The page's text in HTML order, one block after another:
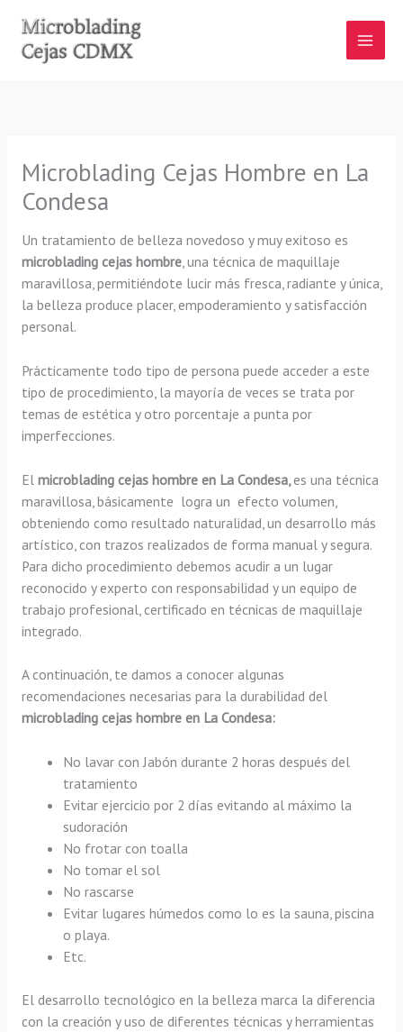
contenido
Microblading Cejas Hombre en La
Condesa
Un tratamiento de belleza novedoso y muy exitoso es
microblading cejas hombre, una técnica de maquillaje
maravillosa, permitiéndote lucir más fresca, radiante y única,
la belleza produce placer, empoderamiento y satisfacción
personal.
Prácticamente todo tipo de persona puede acceder a este
tipo de procedimiento, la mayoría de veces se trata por
temas de estética y otro porcentaje a punta por
imperfecciones.
El microblading cejas hombre en La Condesa, es una técnica
maravillosa, básicamente logra un efecto volumen,
obteniendo como resultado naturalidad, un desarrollo más
artístico, con trazos realizados de forma manual y segura.
Para dicho procedimiento debemos acudir a un lugar
reconocido y experto con responsabilidad y un equipo de
trabajo profesional, certificado en técnicas de maquillaje
integrado.
A continuación, te damos a conocer algunas
recomendaciones necesarias para la durabilidad del
microblading cejas hombre en La Condesa:
No lavar con Jabón durante 2 horas después del
tratamiento
Evitar ejercicio por 2 días evitando al máximo la
sudoración
No frotar con toalla
No tomar el sol
No rascarse
Evitar lugares húmedos como lo es la sauna, piscina
o playa.
Etc.
El desarrollo tecnológico en la belleza marca la diferencia
con la creación y uso de diferentes técnicas y herramientas